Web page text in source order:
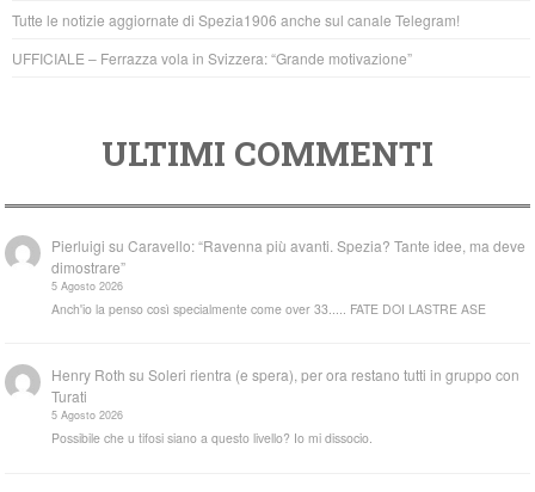
Tutte le notizie aggiornate di Spezia1906 anche sul canale Telegram!
UFFICIALE – Ferrazza vola in Svizzera: “Grande motivazione”
ULTIMI COMMENTI
Pierluigi suCaravello: “Ravenna più avanti. Spezia? Tante idee, ma deve
dimostrare”
5 Agosto 2026
Anch'io la penso così specialmente come over 33..... FATE DOI LASTRE ASE
Henry Roth suSoleri rientra (e spera), per ora restano tutti in gruppo con
Turati
5 Agosto 2026
Possibile che u tifosi siano a questo livello? Io mi dissocio.